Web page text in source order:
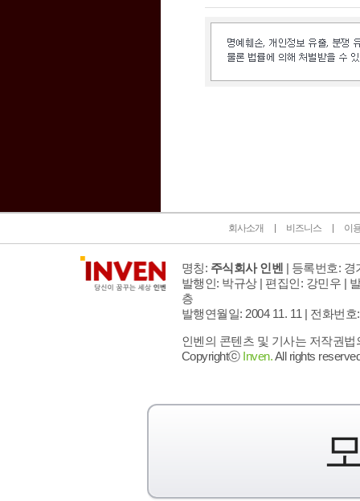
회사소개 비즈니스 이
명칭: 주식회사 인벤 | 등록번호: 경
발행인: 박규상 | 편집인: 강민우 |
층
발행연월일: 2004 11. 11 | 전화번호
인벤의 콘텐츠 및 기사는 저작권
Copyrightⓒ Inven.All rights